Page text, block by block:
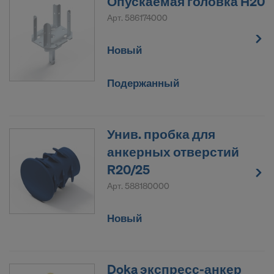
Арт. 586174000
Новый
Подержанный
Унив. пробка для
анкерных отверстий
R20/25
Арт. 588180000
Новый
Doka экспресс-анкер